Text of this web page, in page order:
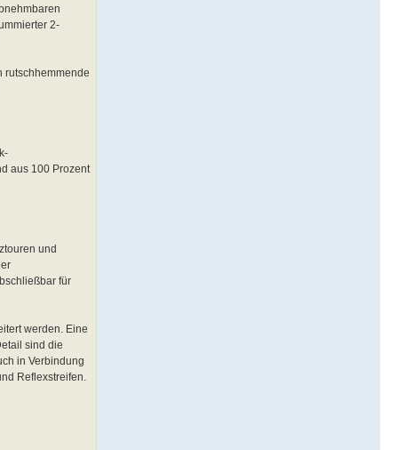
2-
rutschhemmende
aus 100 Prozent
und
für
werden. Eine
sind die
in Verbindung
Reflexstreifen.